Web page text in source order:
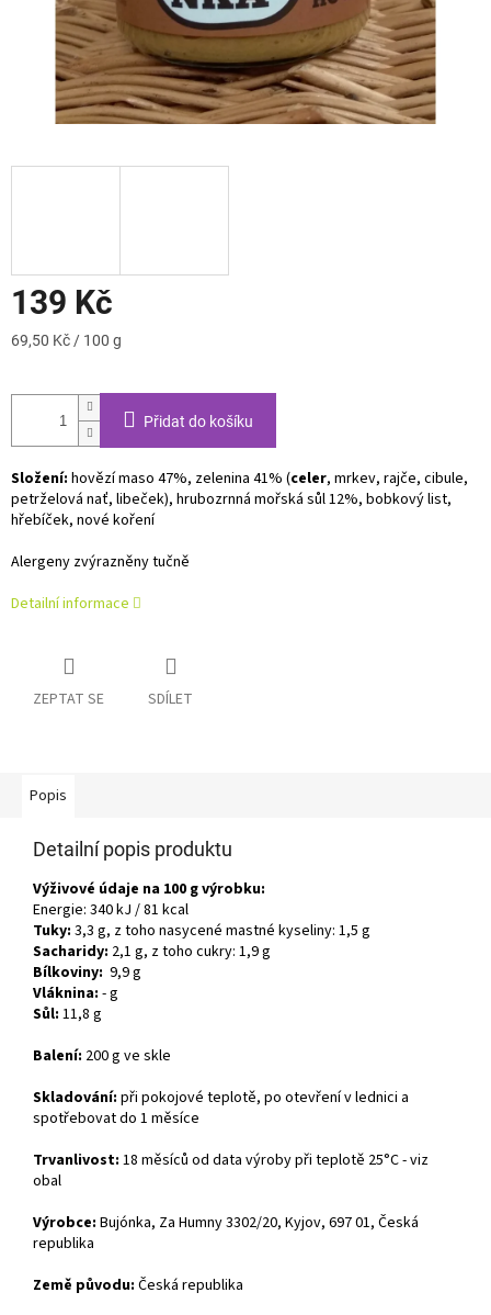
139 Kč
Měrná
69,50 Kč / 100 g
Přidat do košíku
Složení: hovězí maso 47%, zelenina 41% (celer, mrkev, rajče, cibule,
petrželová nať, libeček), hrubozrnná mořská sůl 12%, bobkový list,
hřebíček, nové koření
Alergeny zvýrazněny tučně
Detailní informace
ZEPTAT SE SDÍLET
Popis
Detailní popis produktu
Výživové údaje na 100 g výrobku:
Energie: 340 kJ / 81 kcal
Tuky: 3,3 g, z toho nasycené mastné kyseliny: 1,5 g
Sacharidy: 2,1 g, z toho cukry: 1,9 g
Bílkoviny: 9,9 g
Vláknina: - g
Sůl: 11,8 g
Balení: 200 g ve skle
Skladování: při pokojové teplotě, po otevření v lednici a
spotřebovat do 1 měsíce
Trvanlivost: 18 měsíců od data výroby při teplotě 25°C - viz
obal
Výrobce: Bujónka, Za Humny 3302/20, Kyjov, 697 01, Česká
republika
Země původu: Česká republika